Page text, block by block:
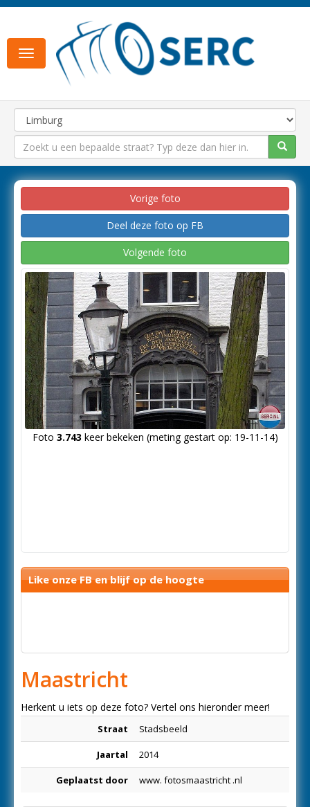
Toggle
navigation
Vorige foto
Deel deze foto op FB
Volgende foto
Foto 3.743 keer bekeken (meting gestart op: 19-11-14)
Like onze FB en blijf op de hoogte
Maastricht
Herkent u iets op deze foto? Vertel ons hieronder meer!
Straat Stadsbeeld
Jaartal 2014
Geplaatst door www. fotosmaastricht .nl